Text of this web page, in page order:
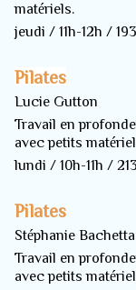
matériels.
jeudi / 11h-12h /
Pilates
Lucie Gutton
Travail en
avec petits
lundi / 10h-11h /
Pilates
Stéphanie
Travail en
avec petits